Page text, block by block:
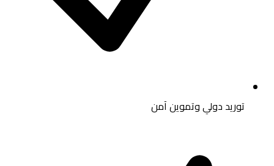
توريد دولي وتموين آمن